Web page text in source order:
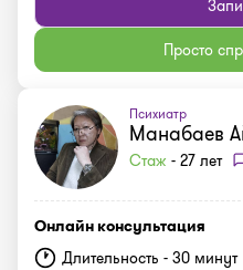
Просто
Психиатр
Манабаев
Стаж - 27 лет
Онлайн консультация
Длительность - 30 минут